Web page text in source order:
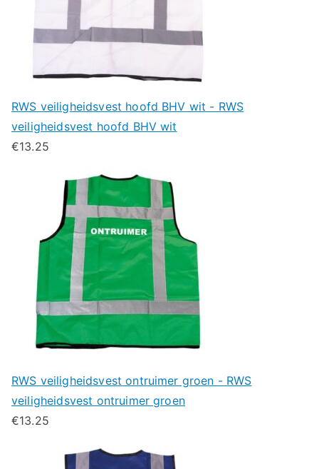
RWS veiligheidsvest hoofd BHV wit - RWS
veiligheidsvest hoofd BHV wit
€13.25
RWS veiligheidsvest ontruimer groen - RWS
veiligheidsvest ontruimer groen
€13.25